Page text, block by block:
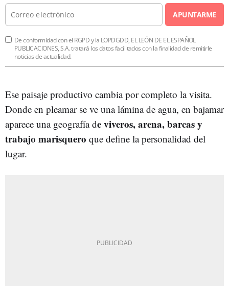
APUNTARME
De conformidad con el RGPD y la LOPDGDD, EL LEÓN DE EL ESPAÑOL
PUBLICACIONES, S.A. tratará los datos facilitados con la finalidad de remitirle
noticias de actualidad.
Ese paisaje productivo cambia por completo la visita.
Donde en pleamar se ve una lámina de agua, en bajamar
aparece una geografía de viveros, arena, barcas y
trabajo marisquero que define la personalidad del
lugar.